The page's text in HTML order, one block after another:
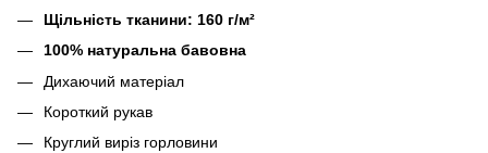
Щільність тканини: 160 г/м²
100% натуральна бавовна
Дихаючий матеріал
Короткий рукав
Круглий виріз горловини